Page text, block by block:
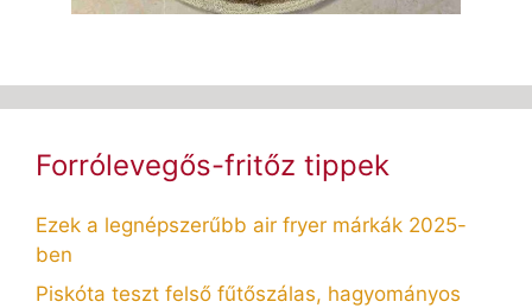
Forrólevegős-fritőz tippek
Ezek a legnépszerűbb air fryer márkák 2025-
ben
Piskóta teszt felső fűtőszálas, hagyományos